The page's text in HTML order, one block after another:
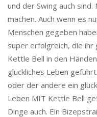
und der Swing auch sind.
machen. Auch wenn es
Menschen gegeben
super erfolgreich, die ihr
Kettle Bell in den
glückliches Leben
oder der andere ein
Leben MIT Kettle Bell
Dinge auch. Ein